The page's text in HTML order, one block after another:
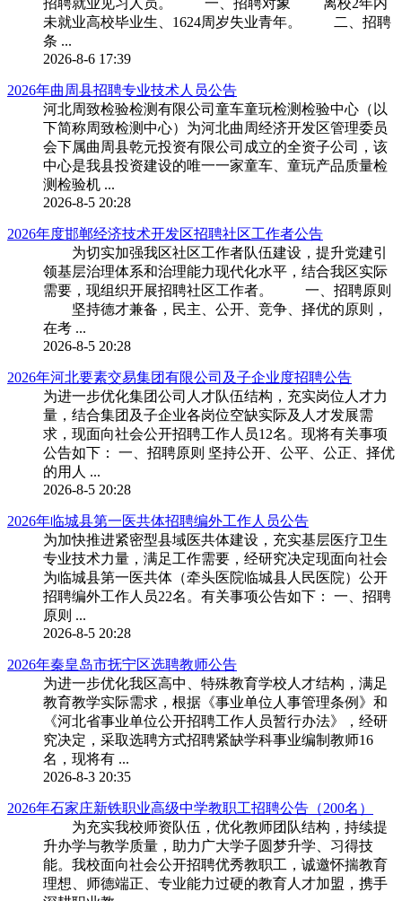
未就业高校毕业生、1624周岁失业青年。 二、招聘
条 ...
2026-8-6 17:39
2026年曲周县招聘专业技术人员公告
河北周致检验检测有限公司童车童玩检测检验中心（以
下简称周致检测中心）为河北曲周经济开发区管理委员
会下属曲周县乾元投资有限公司成立的全资子公司，该
中心是我县投资建设的唯一一家童车、童玩产品质量检
测检验机 ...
2026-8-5 20:28
2026年度邯郸经济技术开发区招聘社区工作者公告
为切实加强我区社区工作者队伍建设，提升党建引
领基层治理体系和治理能力现代化水平，结合我区实际
需要，现组织开展招聘社区工作者。 一、招聘原则
坚持德才兼备，民主、公开、竞争、择优的原则，
在考 ...
2026-8-5 20:28
2026年河北要素交易集团有限公司及子企业度招聘公告
为进一步优化集团公司人才队伍结构，充实岗位人才力
量，结合集团及子企业各岗位空缺实际及人才发展需
求，现面向社会公开招聘工作人员12名。现将有关事项
公告如下： 一、招聘原则 坚持公开、公平、公正、择优
的用人 ...
2026-8-5 20:28
2026年临城县第一医共体招聘编外工作人员公告
为加快推进紧密型县域医共体建设，充实基层医疗卫生
专业技术力量，满足工作需要，经研究决定现面向社会
为临城县第一医共体（牵头医院临城县人民医院）公开
招聘编外工作人员22名。有关事项公告如下： 一、招聘
原则 ...
2026-8-5 20:28
2026年秦皇岛市抚宁区选聘教师公告
为进一步优化我区高中、特殊教育学校人才结构，满足
教育教学实际需求，根据《事业单位人事管理条例》和
《河北省事业单位公开招聘工作人员暂行办法》，经研
究决定，采取选聘方式招聘紧缺学科事业编制教师16
名，现将有 ...
2026-8-3 20:35
2026年石家庄新铁职业高级中学教职工招聘公告（200名）
为充实我校师资队伍，优化教师团队结构，持续提
升办学与教学质量，助力广大学子圆梦升学、习得技
能。我校面向社会公开招聘优秀教职工，诚邀怀揣教育
理想、师德端正、专业能力过硬的教育人才加盟，携手